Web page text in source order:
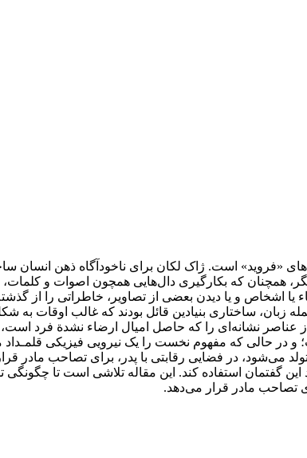
«فروید» است. ژاک لکان برای ناخودآگاه ذهن انسان
همچنان که بکارگیری دال‌هایی همچون اصوات و کلمات،
اشخاص و یا دیدن بعضی از تصاویر، خاطراتی را از
زبان، ساختاری بنیادین قائل بودند که غالب اوقات به
عناصر نشانه‌ای را که حاصل امیال ارضاء نشدة فرد
حالی که مفهوم نخست را یک نیرویی فیزیکی قلمـداد
می‌شود، در فضایی رقابتی با پدر، برای تصاحب مادر
این گفتمان استفاده کند. این مقاله تلاشی است تا
تصاحب مادر قرار می‌دهد.